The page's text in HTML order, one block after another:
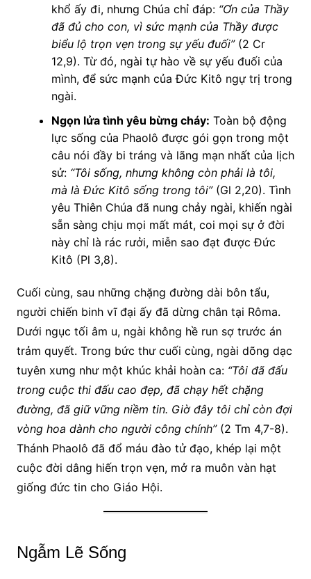
khổ ấy đi, nhưng Chúa chỉ đáp: “Ơn của Thầy
đã đủ cho con, vì sức mạnh của Thầy được
biểu lộ trọn vẹn trong sự yếu đuối”(2 Cr
12,9). Từ đó, ngài tự hào về sự yếu đuối của
mình, để sức mạnh của Đức Kitô ngự trị trong
ngài.
Ngọn lửa tình yêu bừng cháy: Toàn bộ động
lực sống của Phaolô được gói gọn trong một
câu nói đầy bi tráng và lãng mạn nhất của lịch
sử: “Tôi sống, nhưng không còn phải là tôi,
mà là Đức Kitô sống trong tôi”(Gl 2,20). Tình
yêu Thiên Chúa đã nung chảy ngài, khiến ngài
sẵn sàng chịu mọi mất mát, coi mọi sự ở đời
này chỉ là rác rưởi, miễn sao đạt được Đức
Kitô (Pl 3,8).
Cuối cùng, sau những chặng đường dài bôn tẩu,
người chiến binh vĩ đại ấy đã dừng chân tại Rôma.
Dưới ngục tối âm u, ngài không hề run sợ trước án
trảm quyết. Trong bức thư cuối cùng, ngài dõng dạc
tuyên xưng như một khúc khải hoàn ca: “Tôi đã đấu
trong cuộc thi đấu cao đẹp, đã chạy hết chặng
đường, đã giữ vững niềm tin. Giờ đây tôi chỉ còn đợi
vòng hoa dành cho người công chính”(2 Tm 4,7-8).
Thánh Phaolô đã đổ máu đào tử đạo, khép lại một
cuộc đời dâng hiến trọn vẹn, mở ra muôn vàn hạt
giống đức tin cho Giáo Hội.
Ngẫm Lẽ Sống